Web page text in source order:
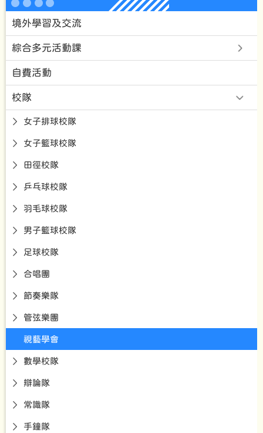
境外學習及交流
綜合多元活動課
自費活動
校隊
女子排球校隊
女子籃球校隊
田徑校隊
乒乓球校隊
羽毛球校隊
男子籃球校隊
足球校隊
合唱團
節奏樂隊
管弦樂團
視藝學會
數學校隊
辯論隊
常識隊
手鐘隊